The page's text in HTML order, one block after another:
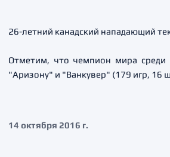
26-летний канадский нападающий
Отметим, что чемпион мира
"Аризону" и "Ванкувер" (179 игр, 16
14 октября 2016 г.